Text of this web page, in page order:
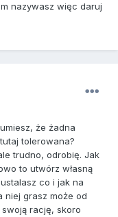
nazywasz więc daruj
że żadna
tolerowana?
trudno, odrobię. Jak
to utwórz własną
co i jak na
niej grasz może od
rację, skoro